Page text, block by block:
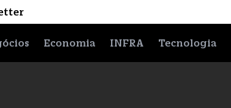
Economia INFRA Tecnologia